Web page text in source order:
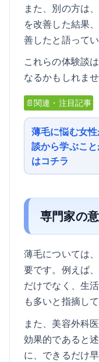
また、別の方は
を改善した結果
善したと語ってい
これらの体験談
なるかもしれませ
📄関連・注目記事
薄毛に悩む女
談から学ぶこ
はコチラ
専門家の
薄毛については
要です。例えば
だけでなく、生
も多いと指摘して
また、美容外科
効果的であると
に、できるだけ